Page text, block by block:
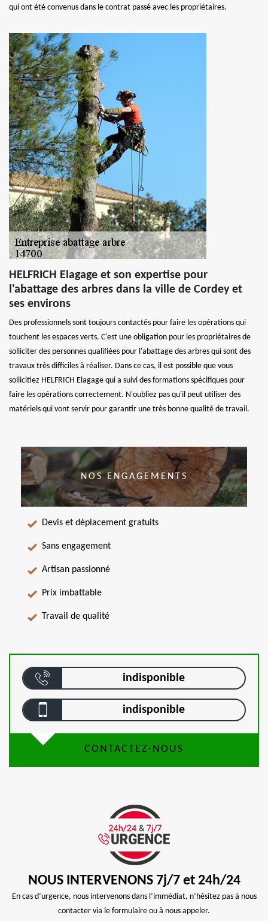
qui ont été convenus dans le contrat passé avec les propriétaires.
HELFRICH Elagage et son expertise pour
l'abattage des arbres dans la ville de Cordey et
ses environs
Des professionnels sont toujours contactés pour faire les opérations qui
touchent les espaces verts. C'est une obligation pour les propriétaires de
solliciter des personnes qualifiées pour l'abattage des arbres qui sont des
travaux très difficiles à réaliser. Dans ce cas, il est possible que vous
sollicitiez HELFRICH Elagage qui a suivi des formations spécifiques pour
faire les opérations correctement. N'oubliez pas qu'il peut utiliser des
matériels qui vont servir pour garantir une très bonne qualité de travail.
NOS ENGAGEMENTS
Devis et déplacement gratuits
Sans engagement
Artisan passionné
Prix imbattable
Travail de qualité
indisponible
indisponible
CONTACTEZ-NOUS
NOUS INTERVENONS 7j/7 et 24h/24
En cas d’urgence, nous intervenons dans l’immédiat, n’hésitez pas à nous
contacter via le formulaire ou à nous appeler.